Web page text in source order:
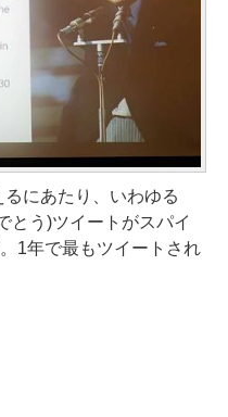
にあたり、いわゆる
とう)ツイートがスパイ
1年で最もツイートされ